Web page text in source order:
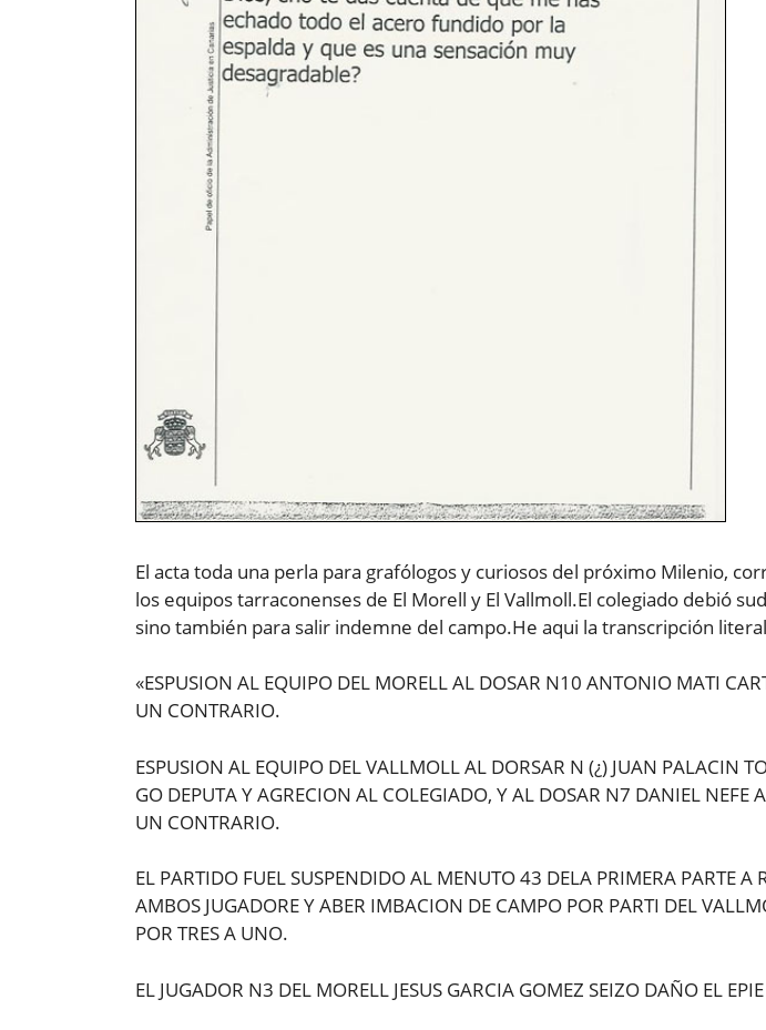
El acta toda una perla para grafólogos y curiosos del próximo Milenio,
los equipos tarraconenses de El Morell y El Vallmoll.El colegiado debió
sino también para salir indemne del campo.He aqui la transcripción
«ESPUSION AL EQUIPO DEL MORELL AL DOSAR N10 ANTONIO MATI
UN CONTRARIO.
ESPUSION AL EQUIPO DEL VALLMOLL AL DORSAR N (¿) JUAN PALACIN
GO DEPUTA Y AGRECION AL COLEGIADO, Y AL DOSAR N7 DANIEL NEFE
UN CONTRARIO.
EL PARTIDO FUEL SUSPENDIDO AL MENUTO 43 DELA PRIMERA PARTE A
AMBOS JUGADORE Y ABER IMBACION DE CAMPO POR PARTI DEL
POR TRES A UNO.
EL JUGADOR N3 DEL MORELL JESUS GARCIA GOMEZ SEIZO DAÑO EL